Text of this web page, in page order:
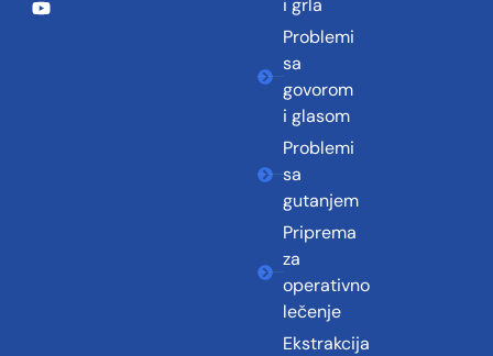
i grla
Problemi
sa
govorom
i glasom
Problemi
sa
gutanjem
Priprema
za
operativno
lečenje
Ekstrakcija